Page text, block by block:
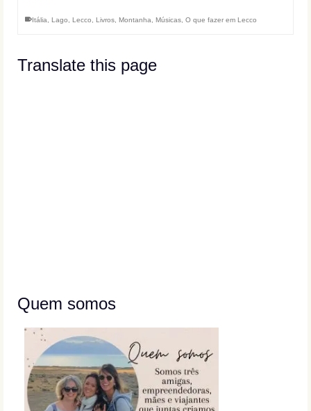
Itália Lago Lecco Livros Montanha Músicas O que fazer em Lecco
Translate this page
Quem somos